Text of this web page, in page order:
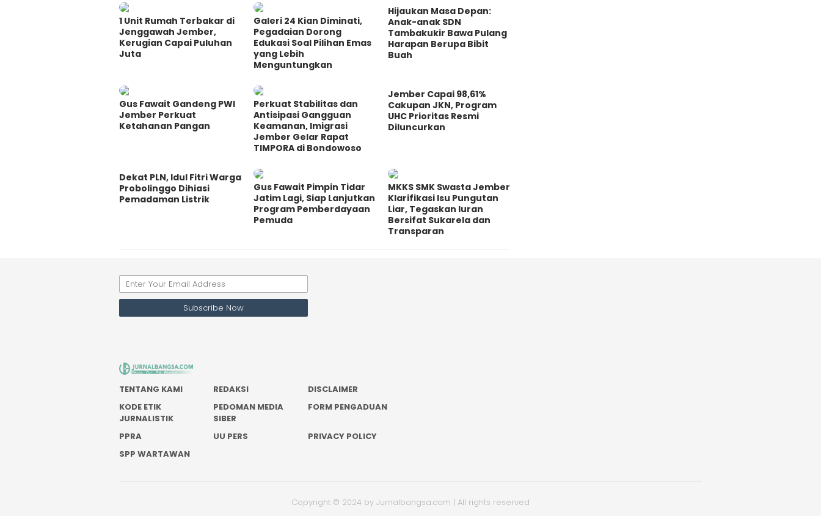
1 Unit Rumah Terbakar di
Jenggawah Jember,
Kerugian Capai Puluhan
Juta
Galeri 24 Kian Diminati,
Pegadaian Dorong
Edukasi Soal Pilihan Emas
yang Lebih
Menguntungkan
Hijaukan Masa Depan:
Anak-anak SDN
Tambakukir Bawa Pulang
Harapan Berupa Bibit
Buah
Gus Fawait Gandeng PWI
Jember Perkuat
Ketahanan Pangan
Perkuat Stabilitas dan
Antisipasi Gangguan
Keamanan, Imigrasi
Jember Gelar Rapat
TIMPORA di Bondowoso
Jember Capai 98,61%
Cakupan JKN, Program
UHC Prioritas Resmi
Diluncurkan
Dekat PLN, Idul Fitri Warga
Probolinggo Dihiasi
Pemadaman Listrik
Gus Fawait Pimpin Tidar
Jatim Lagi, Siap Lanjutkan
Program Pemberdayaan
Pemuda
MKKS SMK Swasta Jember
Klarifikasi Isu Pungutan
Liar, Tegaskan Iuran
Bersifat Sukarela dan
Transparan
TENTANG KAMI REDAKSI
DISCLAIMER
KODE ETIK
JURNALISTIK
PEDOMAN MEDIA
SIBER
FORM PENGADUAN
PPRA UU PERS
PRIVACY POLICY
SPP WARTAWAN
Copyright © 2024 by Jurnalbangsa.com | All rights reserved